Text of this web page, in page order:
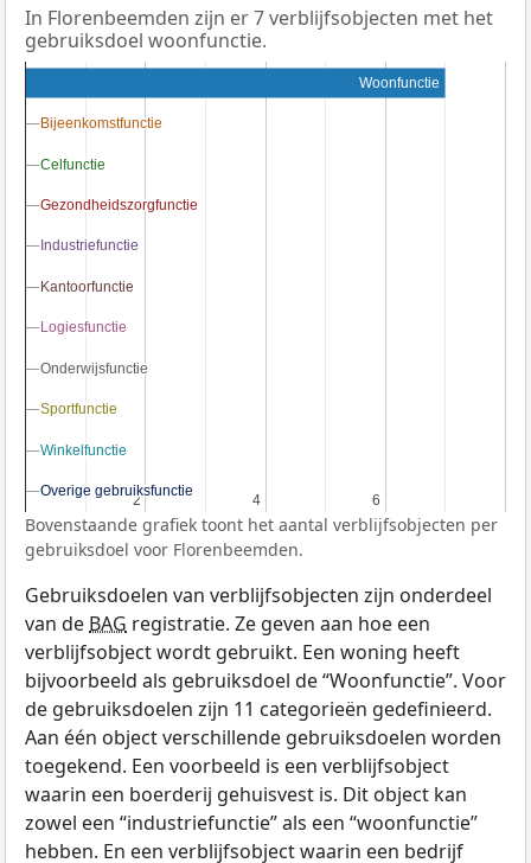
In Florenbeemden zijn er 7 verblijfsobjecten met het
gebruiksdoel woonfunctie.
2
2 4
4 6
6
Woonfunctie
Bijeenkomstfunctie
Bijeenkomstfunctie
Celfunctie
Celfunctie
Gezondheidszorgfunctie
Gezondheidszorgfunctie
Industriefunctie
Industriefunctie
Kantoorfunctie
Kantoorfunctie
Logiesfunctie
Logiesfunctie
Onderwijsfunctie
Onderwijsfunctie
Sportfunctie
Sportfunctie
Winkelfunctie
Winkelfunctie
Overige gebruiksfunctie
Overige gebruiksfunctie
Bovenstaande grafiek toont het aantal verblijfsobjecten per
gebruiksdoel voor Florenbeemden.
Gebruiksdoelen van verblijfsobjecten zijn onderdeel
van de BAG registratie. Ze geven aan hoe een
verblijfsobject wordt gebruikt. Een woning heeft
bijvoorbeeld als gebruiksdoel de “Woonfunctie”. Voor
de gebruiksdoelen zijn 11 categorieën gedefinieerd.
Aan één object verschillende gebruiksdoelen worden
toegekend. Een voorbeeld is een verblijfsobject
waarin een boerderij gehuisvest is. Dit object kan
zowel een “industriefunctie” als een “woonfunctie”
hebben. En een verblijfsobject waarin een bedrijf